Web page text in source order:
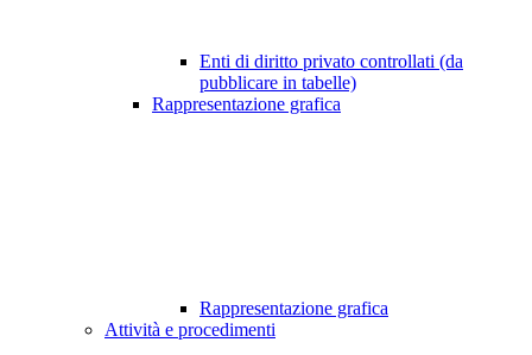
Enti di diritto privato controllati (da
pubblicare in tabelle)
Rappresentazione grafica
Rappresentazione grafica
Attività e procedimenti